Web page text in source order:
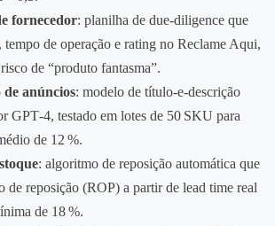
fornecedor: planilha de due‑diligence que
tempo de operação e rating no Reclame Aqui,
de “produto fantasma”.
anúncios: modelo de título‑e‑descrição
GPT‑4, testado em lotes de 50 SKU para
de 12 %.
: algoritmo de reposição automática que
de reposição (ROP) a partir de lead time real
de 18 %.